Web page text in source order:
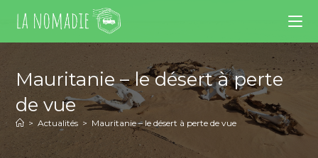
Mauritanie – le désert à perte
de vue
> Actualités > Mauritanie – le désert à perte de vue